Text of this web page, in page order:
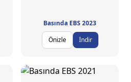
Basında EBS 2023
Önizle
İndir